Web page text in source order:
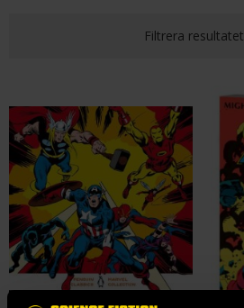
Filtrera resultatet